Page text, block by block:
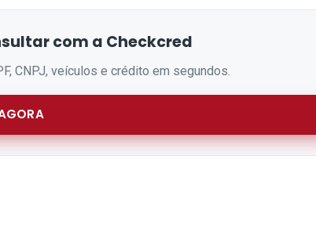
com a Checkcred
CNPJ, veículos e crédito em segundos.